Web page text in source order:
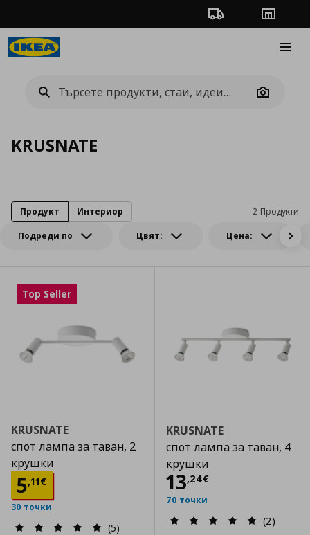
Проследяване на
Camera
KRUSNATE
Подреди по Цвят: Цена:
2 Продукти
Продукт Интериор
Top Seller
KRUSNATE
спот лампа за таван, 2
крушки
5,11€
Цена
30 точки
(5)
KRUSNATE
спот лампа за таван, 4
крушки
13,24€
Цена
70 точки
(2)